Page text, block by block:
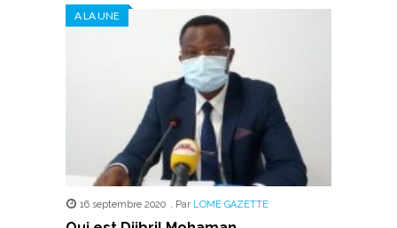
A LA UNE
16 septembre 2020 , Par LOME GAZETTE